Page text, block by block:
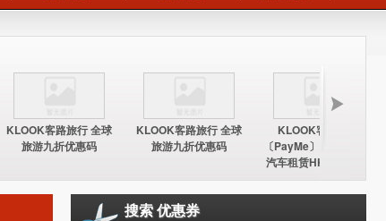
KLOOK客路旅行 全球
旅游九折优惠码
KLOOK客路旅行 全球
旅游九折优惠码
KLOOK客路旅行
〔PayMe〕环球酒店及
汽车租赁HK$100折扣
优惠码
搜索 优惠券